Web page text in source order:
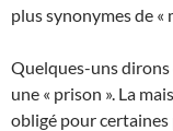
plus synonymes de «
Quelques-uns dirons
une « prison ». La
obligé pour